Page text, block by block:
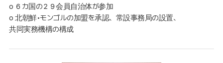
o ６カ国の２９会員自治体が参加
o 北朝鮮•モンゴルの加盟を承認、常設事務局の設置、
共同実務機構の構成